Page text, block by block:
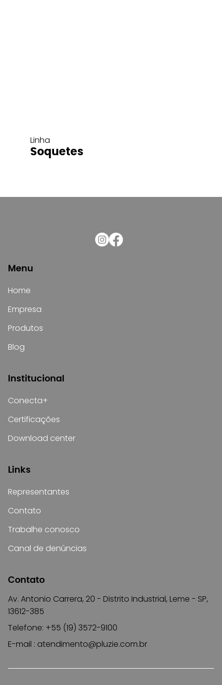
Linha
Soquetes
Menu
Home
Empresa
Produtos
Blog
Institucional
Conecta+
Certificações
Download center
Links
Representantes
Contato
Trabalhe conosco
Canal de denúncias
Contato
Av. Antonio Carrera, 20 - Distrito Industrial, Leme - SP,
13612-385
Telefone: +55 (19) 3572-9100
E-mail : atendimento@pluzie.com.br